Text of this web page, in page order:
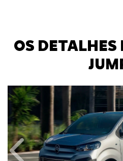
OS DETALHES
Anterior